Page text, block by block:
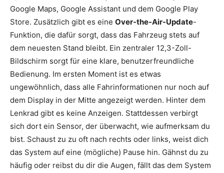
Google Maps, Google Assistant und dem Google Play
Store. Zusätzlich gibt es eine Over-the-Air-Update-
Funktion, die dafür sorgt, dass das Fahrzeug stets auf
dem neuesten Stand bleibt. Ein zentraler 12,3-Zoll-
Bildschirm sorgt für eine klare, benutzerfreundliche
Bedienung. Im ersten Moment ist es etwas
ungewöhnlich, dass alle Fahrinformationen nur noch auf
dem Display in der Mitte angezeigt werden. Hinter dem
Lenkrad gibt es keine Anzeigen. Stattdessen verbirgt
sich dort ein Sensor, der überwacht, wie aufmerksam du
bist. Schaust zu zu oft nach rechts oder links, weist dich
das System auf eine (mögliche) Pause hin. Gähnst du zu
häufig oder reibst du dir die Augen, fällt das dem System